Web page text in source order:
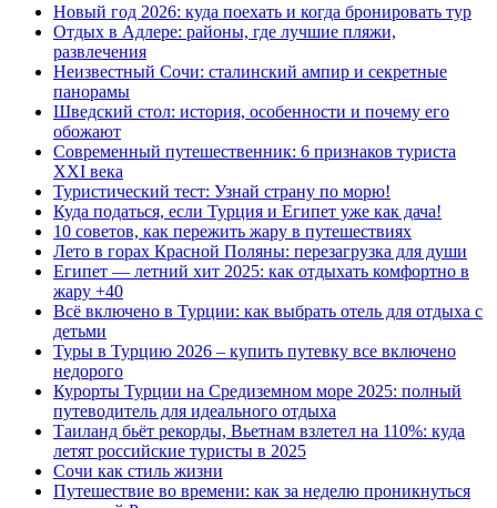
Новый год 2026: куда поехать и когда бронировать тур
Отдых в Адлере: районы, где лучшие пляжи,
развлечения
Неизвестный Сочи: сталинский ампир и секретные
панорамы
Шведский стол: история, особенности и почему его
обожают
Современный путешественник: 6 признаков туриста
XXI века
Туристический тест: Узнай страну по морю!
Куда податься, если Турция и Египет уже как дача!
10 советов, как пережить жару в путешествиях
Лето в горах Красной Поляны: перезагрузка для души
Египет — летний хит 2025: как отдыхать комфортно в
жару +40
Всё включено в Турции: как выбрать отель для отдыха с
детьми
Туры в Турцию 2026 – купить путевку все включено
недорого
Курорты Турции на Средиземном море 2025: полный
путеводитель для идеального отдыха
Таиланд бьёт рекорды, Вьетнам взлетел на 110%: куда
летят российские туристы в 2025
Сочи как стиль жизни
Путешествие во времени: как за неделю проникнуться